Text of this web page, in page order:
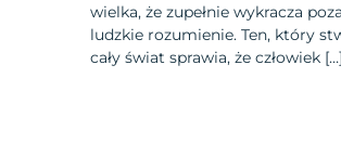
wielka, że zupełnie wykracza poza
ludzkie rozumienie. Ten, który
cały świat sprawia, że człowiek […]